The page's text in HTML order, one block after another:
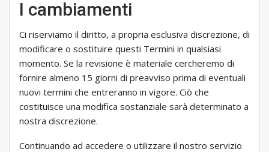
I cambiamenti
Ci riserviamo il diritto, a propria esclusiva discrezione, di
modificare o sostituire questi Termini in qualsiasi
momento. Se la revisione è materiale cercheremo di
fornire almeno 15 giorni di preavviso prima di eventuali
nuovi termini che entreranno in vigore. Ciò che
costituisce una modifica sostanziale sarà determinato a
nostra discrezione.
Continuando ad accedere o utilizzare il nostro servizio